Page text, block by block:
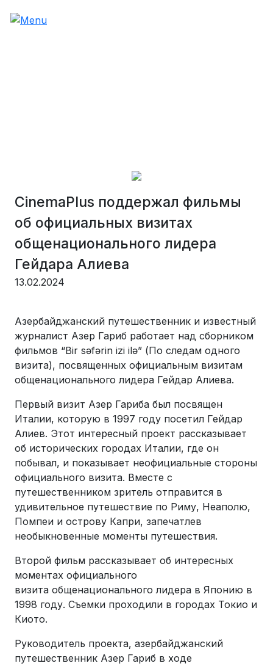
CinemaPlus поддержал фильмы
об официальных визитах
общенационального лидера
Гейдара Алиева
13.02.2024
Азербайджанский путешественник и известный
журналист Азер Гариб работает над сборником
фильмов “Bir səfərin izi ilə” (По следам одного
визита), посвященных официальным визитам
общенационального лидера Гейдар Алиева.
Первый визит Азер Гариба был посвящен
Италии, которую в 1997 году посетил Гейдар
Алиев. Этот интересный проект рассказывает
об исторических городах Италии, где он
побывал, и показывает неофициальные стороны
официального визита. Вместе с
путешественником зритель отправится в
удивительное путешествие по Риму, Неаполю,
Помпеи и острову Капри, запечатлев
необыкновенные моменты путешествия.
Второй фильм рассказывает об интересных
моментах официального
визита общенационального лидера в Японию в
1998 году. Съемки проходили в городах Токио и
Киото.
Руководитель проекта, азербайджанский
путешественник Азер Гариб в ходе